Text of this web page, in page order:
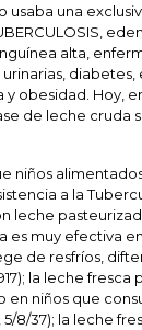
usaba una
alta,
obesidad. Hoy,
de leche cruda
niños
a la
leche pasteurizada
es muy efectiva
de resfríos,
la leche
en niños que
5/8/37); la leche